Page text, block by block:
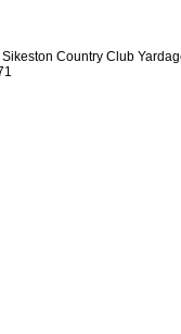
Country Club